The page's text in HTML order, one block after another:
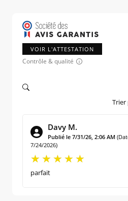
VOIR L'ATTESTATION
Contrôle & qualité
Trier
Davy M.
Publié le 7/31/26, 2:06 AM
7/24/2026)
parfait